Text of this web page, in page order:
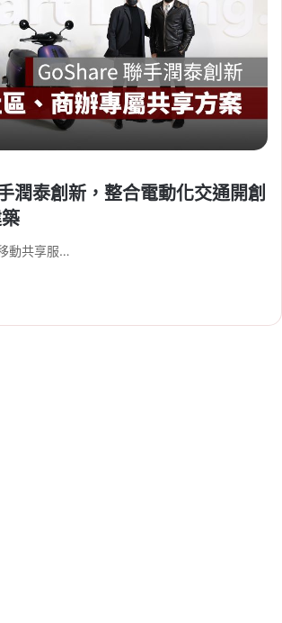
潤泰創新，整合電動化交通開創
動共享服…